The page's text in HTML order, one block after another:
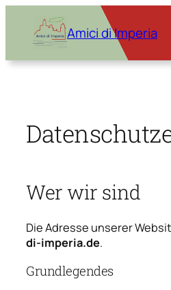
springen
Amici di Imperia
Wer wir sind
Die Adresse unserer
di-imperia.de.
Grundlegendes